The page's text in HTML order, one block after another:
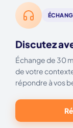
Discutez
Échange de 30
de votre
répondre à vos